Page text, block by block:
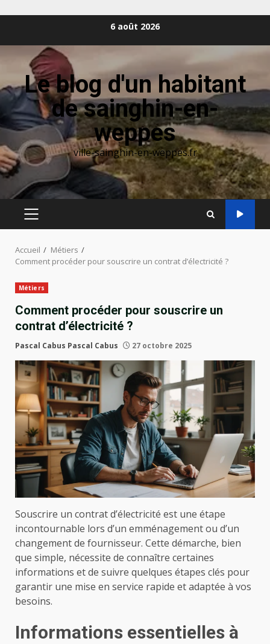
6 août 2026
Le blog d'un habitant
de sainghin-en-
weppes
ville-sainghin-en-weppes.fr
MENU
Accueil
Métiers
Comment procéder pour souscrire un contrat d’électricité ?
Métiers
Comment procéder pour souscrire un
contrat d’électricité ?
Pascal Cabus Pascal Cabus 27 octobre 2025
Souscrire un contrat d’électricité est une étape
incontournable lors d’un emménagement ou d’un
changement de fournisseur. Cette démarche, bien
que simple, nécessite de connaître certaines
informations et de suivre quelques étapes clés pour
garantir une mise en service rapide et adaptée à vos
besoins.
Informations essentielles à